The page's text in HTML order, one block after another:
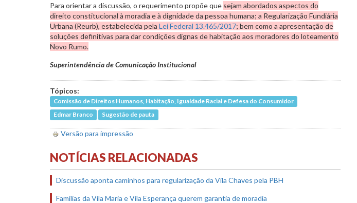
Para orientar a discussão, o requerimento propõe que sejam abordados aspectos do
direito constitucional à moradia e à dignidade da pessoa humana; a Regularização Fundiária
Urbana (Reurb), estabelecida pela Lei Federal 13.465/2017; bem como a apresentação de
soluções definitivas para dar condições dignas de habitação aos moradores do loteamento
Novo Rumo.
Superintendência de Comunicação Institucional
Tópicos:
Comissão de Direitos Humanos, Habitação, Igualdade Racial e Defesa do Consumidor
Edmar Branco
Sugestão de pauta
Versão para impressão
NOTÍCIAS RELACIONADAS
Discussão aponta caminhos para regularização da Vila Chaves pela PBH
Famílias da Vila Maria e Vila Esperança querem garantia de moradia